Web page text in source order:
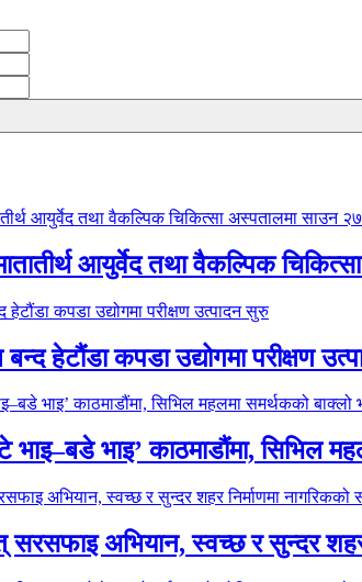
मातातीर्थ आयुर्वेद तथा वैकल्पिक
हेटौंडा कपडा उद्योगमा परीक्षण
भाइ’ काठमाडौंमा, सिभिल
सरसफाइ अभियान, स्वच्छ र सुन्दर